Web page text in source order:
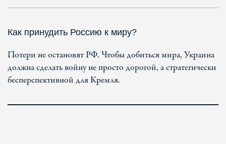
Как принудить Россию к миру?
Потери не остановят РФ. Чтобы добиться мира, Украина
должна сделать войну не просто дорогой, а стратегически
бесперспективной для Кремля.